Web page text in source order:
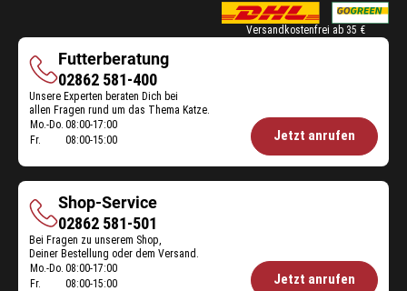
Versandkostenfrei ab 35 €
Futterberatung
Futterberatung
02862 581-400
Unsere Experten beraten Dich bei
allen Fragen rund um das Thema Katze.
Öffnungszeiten
Mo.-Do. 08:00-17:00
Fr.
08:00-15:00 Jetzt anrufen
Shop-Service
Shop-
Service
02862 581-501
Bei Fragen zu unserem Shop,
Deiner Bestellung oder dem Versand.
Öffnungszeiten
Mo.-Do. 08:00-17:00
Fr.
08:00-15:00 Jetzt anrufen